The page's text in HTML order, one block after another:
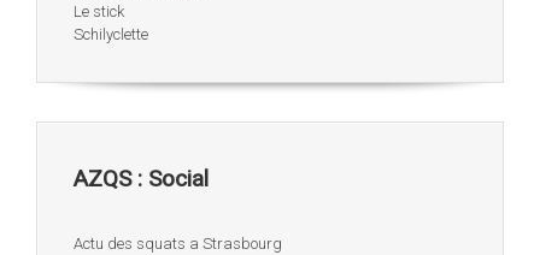
Le stick
Schilyclette
AZQS : Social
Actu des squats a Strasbourg